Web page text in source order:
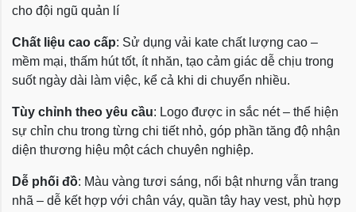
cho đội ngũ quản lí
Chất liệu cao cấp: Sử dụng vải kate chất lượng cao –
mềm mại, thấm hút tốt, ít nhăn, tạo cảm giác dễ chịu trong
suốt ngày dài làm việc, kể cả khi di chuyển nhiều.
Tùy chỉnh theo yêu cầu: Logo được in sắc nét – thể hiện
sự chỉn chu trong từng chi tiết nhỏ, góp phần tăng độ nhận
diện thương hiệu một cách chuyên nghiệp.
Dễ phối đồ: Màu vàng tươi sáng, nổi bật nhưng vẫn trang
nhã – dễ kết hợp với chân váy, quần tây hay vest, phù hợp